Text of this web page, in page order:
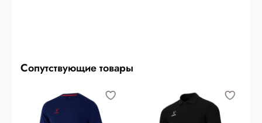
Сопутствующие товары